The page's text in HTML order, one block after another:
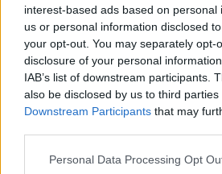
interest-based ads based on personal
us or personal information disclosed
your opt-out. You may separately opt-
disclosure of your personal
IAB’s list of downstream participants.
also be disclosed by us to third parties
Downstream Participants that may
Personal Data Processing Opt
uždarytas duris bei langus“.
Objekte yra įsikūrę
„Astute“ klasės
„Dreadnought“ programa.
Systems“ taip pat stato
klasės povandeninius